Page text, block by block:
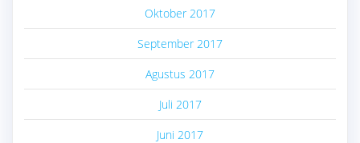
Oktober 2017
September 2017
Agustus 2017
Juli 2017
Juni 2017